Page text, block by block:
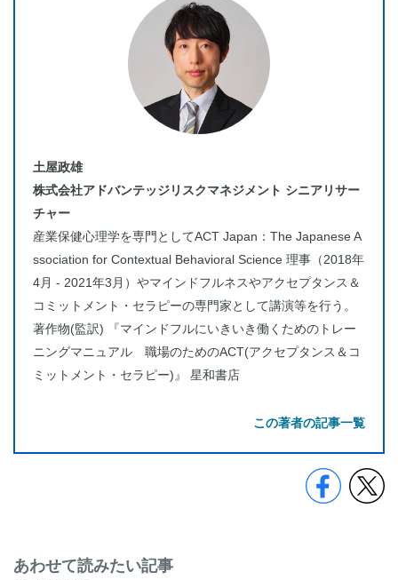
土屋政雄
株式会社アドバンテッジリスクマネジメント シニアリサー
チャー
産業保健心理学を専門としてACT Japan：The Japanese A
ssociation for Contextual Behavioral Science 理事（2018年
4月 - 2021年3月）やマインドフルネスやアクセプタンス＆
コミットメント・セラピーの専門家として講演等を行う。
著作物(監訳) 『マインドフルにいきいき働くためのトレー
ニングマニュアル 職場のためのACT(アクセプタンス＆コ
ミットメント・セラピー)』 星和書店
この著者の記事一覧
あわせて読みたい記事